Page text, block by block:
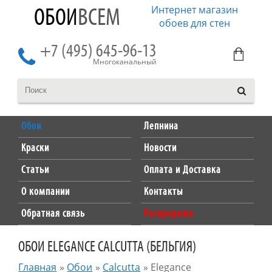
ОБОИВСЕМ
Интернет магазин
обоев для стен
+7 (495) 645-96-13
Многоканальный
Обои
Лепнина
Краски
Новости
Статьи
Оплата и Доставка
О компании
Контакты
Обратная связь
Распродажа
ОБОИ ELEGANCE CALCUTTA (БЕЛЬГИЯ)
Главная » Обои » Calcutta » Elegance